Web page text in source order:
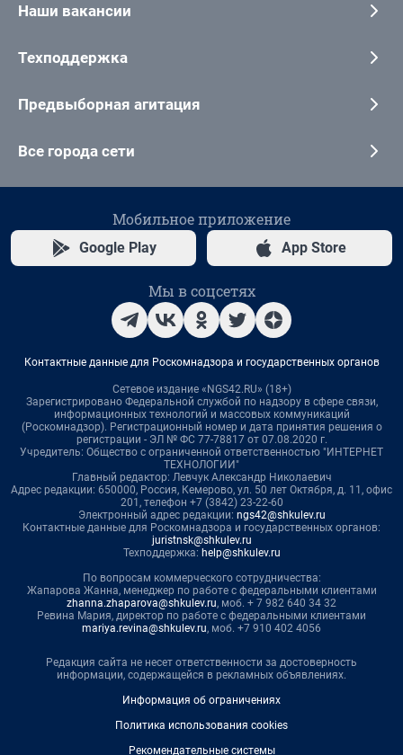
Наши вакансии
Техподдержка
Предвыборная агитация
Все города сети
Мобильное приложение
Google Play App Store
Мы в соцсетях
Контактные данные для Роскомнадзора и государственных органов
Сетевое издание «NGS42.RU» (18+)
Зарегистрировано Федеральной службой по надзору в сфере связи,
информационных технологий и массовых коммуникаций
(Роскомнадзор). Регистрационный номер и дата принятия решения о
регистрации - ЭЛ № ФС 77-78817 от 07.08.2020 г.
Учредитель: Общество с ограниченной ответственностью "ИНТЕРНЕТ
ТЕХНОЛОГИИ"
Главный редактор: Левчук Александр Николаевич
Адрес редакции: 650000, Россия, Кемерово, ул. 50 лет Октября, д. 11, офис
201, телефон +7 (3842) 23-22-60
Электронный адрес редакции: ngs42@shkulev.ru
Контактные данные для Роскомнадзора и государственных органов:
juristnsk@shkulev.ru
Техподдержка: help@shkulev.ru
По вопросам коммерческого сотрудничества:
Жапарова Жанна, менеджер по работе с федеральными клиентами
zhanna.zhaparova@shkulev.ru, моб. + 7 982 640 34 32
Ревина Мария, директор по работе с федеральными клиентами
mariya.revina@shkulev.ru, моб. +7 910 402 4056
Редакция сайта не несет ответственности за достоверность
информации, содержащейся в рекламных объявлениях.
Информация об ограничениях
Политика использования cookies
Рекомендательные системы